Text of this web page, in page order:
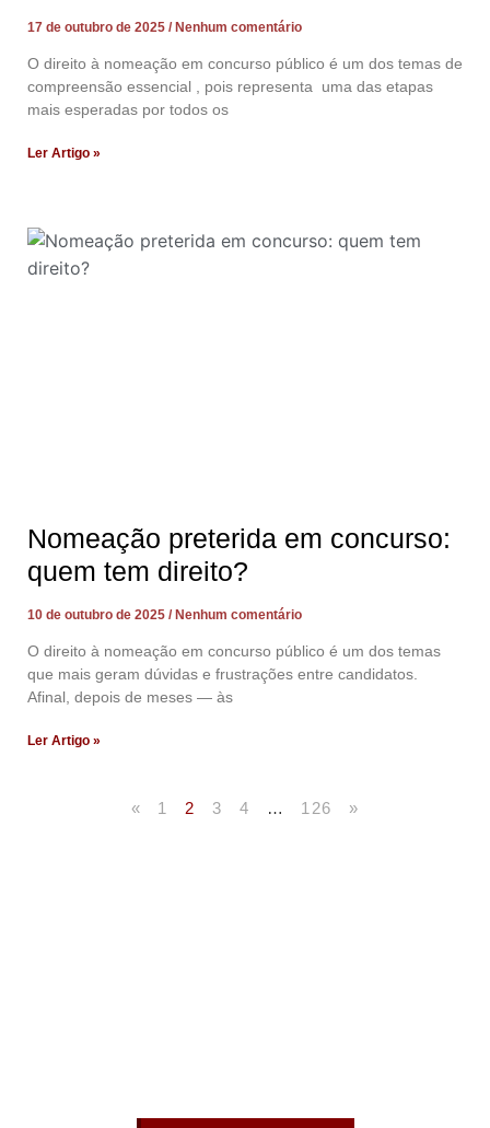
17 de outubro de 2025 Nenhum comentário
O direito à nomeação em concurso público é um dos temas de
compreensão essencial , pois representa uma das etapas
mais esperadas por todos os
Ler Artigo »
Nomeação preterida em concurso:
quem tem direito?
10 de outubro de 2025 Nenhum comentário
O direito à nomeação em concurso público é um dos temas
que mais geram dúvidas e frustrações entre candidatos.
Afinal, depois de meses — às
Ler Artigo »
« 1 2 3 4 … 126 »